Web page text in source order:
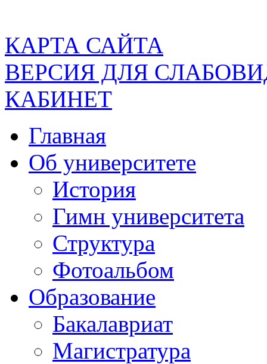
КАРТА САЙТА
ВЕРСИЯ ДЛЯ
КАБИНЕТ
Главная
Об университете
История
Гимн университета
Структура
Фотоальбом
Образование
Бакалавриат
Магистратура